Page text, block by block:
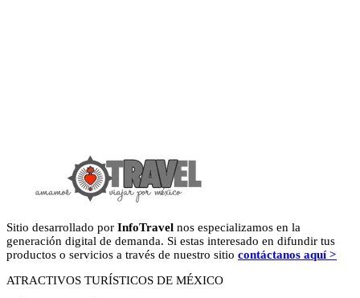
Sitio desarrollado por InfoTravel nos especializamos en la
generación digital de demanda. Si estas interesado en difundir tus
productos o servicios a través de nuestro sitio contáctanos aquí >
ATRACTIVOS TURÍSTICOS DE MÉXICO